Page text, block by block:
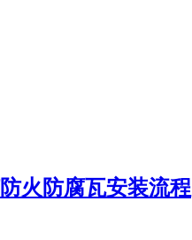
火防腐瓦安装流程